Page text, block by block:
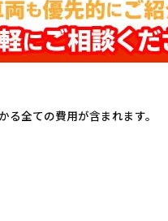
全ての費用が含まれます。